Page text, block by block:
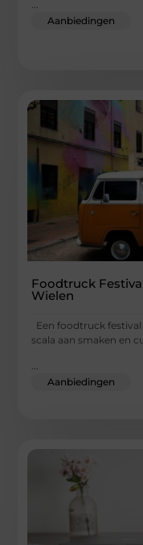
Aanbiedingen
Foodtruck
Wielen
Een foodtruck
scala aan smaken en
...
Aanbiedingen